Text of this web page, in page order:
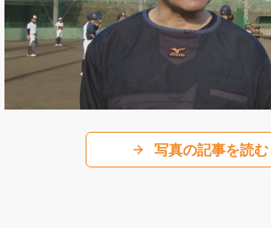
写真の記事を読む